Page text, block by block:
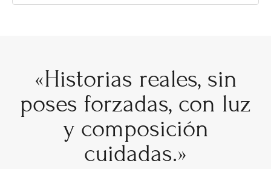
«Historias reales, sin
poses forzadas, con luz
y composición
cuidadas.»